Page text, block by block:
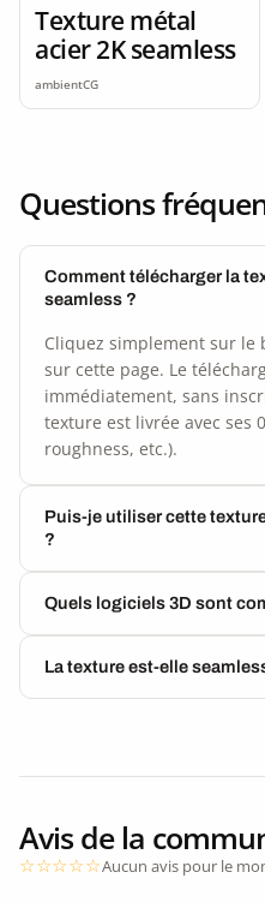
Texture métal
acier 2K seamless
ambientCG
Questions
Comment télécharger la
seamless ?
Cliquez simplement sur le
sur cette page. Le
immédiatement, sans
texture est livrée avec ses
roughness, etc.).
Puis-je utiliser cette
?
Quels logiciels 3D sont
La texture est-elle
Avis de la
Aucun avis pour le